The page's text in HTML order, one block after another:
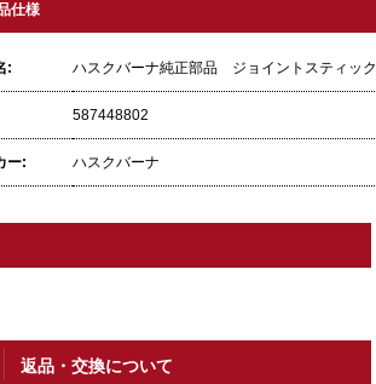
仕様
: ハスクバーナ純正部品 ジョイントスティック
587448802
ー: ハスクバーナ
返品・交換について